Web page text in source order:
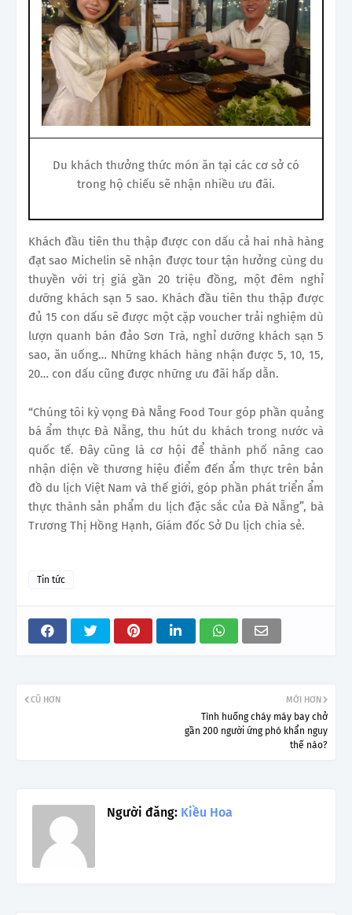
Du khách thưởng thức món ăn tại các cơ sở có
trong hộ chiếu sẽ nhận nhiều ưu đãi.
Khách đầu tiên thu thập được con dấu cả hai nhà hàng
đạt sao Michelin sẽ nhận được tour tận hưởng cùng du
thuyền với trị giá gần 20 triệu đồng, một đêm nghỉ
dưỡng khách sạn 5 sao. Khách đầu tiên thu thập được
đủ 15 con dấu sẽ được một cặp voucher trải nghiệm dù
lượn quanh bán đảo Sơn Trà, nghỉ dưỡng khách sạn 5
sao, ăn uống… Những khách hàng nhận được 5, 10, 15,
20… con dấu cũng được những ưu đãi hấp dẫn.
“Chúng tôi kỳ vọng Đà Nẵng Food Tour góp phần quảng
bá ẩm thực Đà Nẵng, thu hút du khách trong nước và
quốc tế. Đây cũng là cơ hội để thành phố nâng cao
nhận diện về thương hiệu điểm đến ẩm thực trên bản
đồ du lịch Việt Nam và thế giới, góp phần phát triển ẩm
thực thành sản phẩm du lịch đặc sắc của Đà Nẵng”, bà
Trương Thị Hồng Hạnh, Giám đốc Sở Du lịch chia sẻ.
Tin tức
MỚI HƠN
Tình huống cháy máy bay chở
gần 200 người ứng phó khẩn nguy
thế nào?
CŨ HƠN
Người đăng: Kiều Hoa